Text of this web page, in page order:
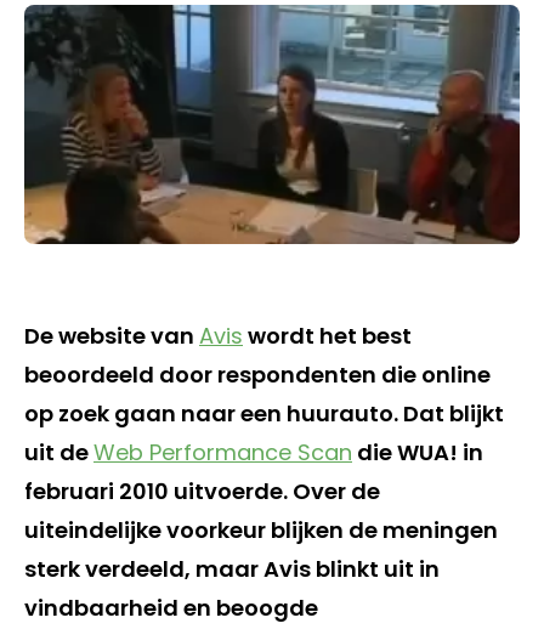
De website van Avis wordt het best
beoordeeld door respondenten die online
op zoek gaan naar een huurauto. Dat blijkt
uit deWeb Performance Scan die WUA! in
februari 2010 uitvoerde. Over de
uiteindelijke voorkeur blijken de meningen
sterk verdeeld, maar Avis blinkt uit in
vindbaarheid en beoogde